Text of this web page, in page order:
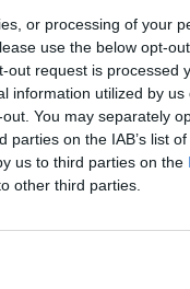
or processing of your
use the below opt-
out request is processed
information utilized by us
You may separately
on the IAB’s list
us to third parties on the
other third parties.
Eladó:
Cím: Müller
Nagyházi
Telefon:
színvonalú
értékesítése és